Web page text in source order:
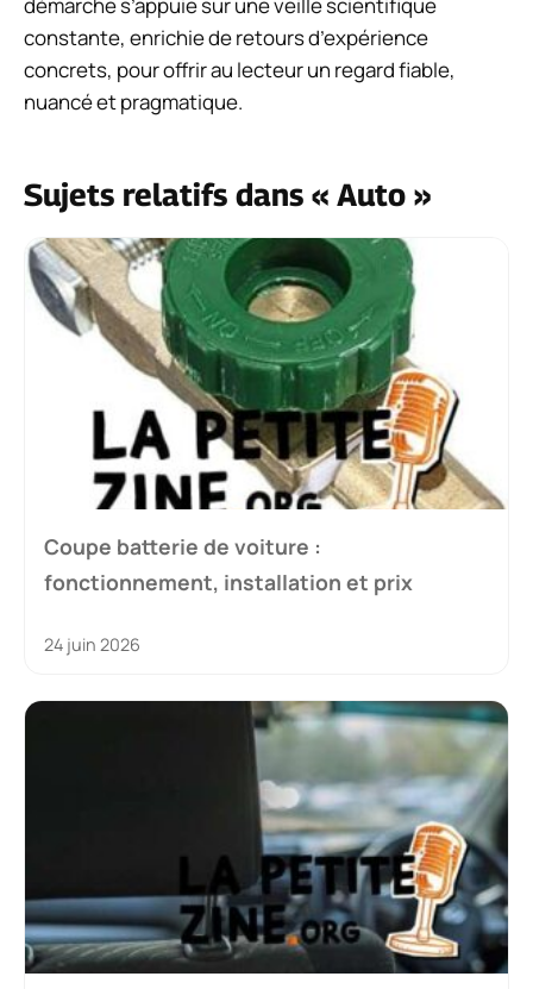
constante, enrichie de retours d’expérience
concrets, pour offrir au lecteur un regard fiable,
nuancé et pragmatique.
Sujets relatifs dans « Auto »
Coupe batterie de voiture :
fonctionnement, installation et prix
24 juin 2026